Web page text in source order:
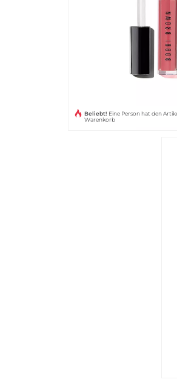
Beliebt! Eine Person hat den
Warenkorb